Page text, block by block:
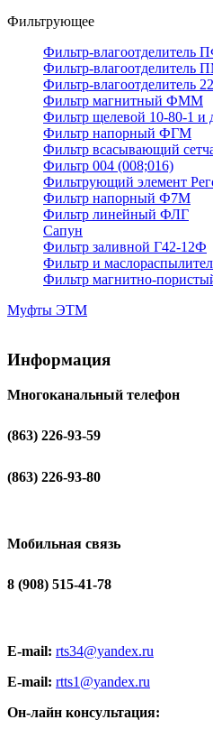
Фильтрующее
Фильтр-влагоотделитель
Фильтр-влагоотделитель
Фильтр-влагоотделитель
Фильтр магнитный ФММ
Фильтр щелевой 10-80-1 и
Фильтр напорный ФГМ
Фильтр всасывающий
Фильтр 004 (008;016)
Фильтрующий элемент
Фильтр напорный Ф7М
Фильтр линейный ФЛГ
Сапун
Фильтр заливной Г42-12Ф
Фильтр и
Фильтр магнитно-
Муфты ЭТМ
Информация
Многоканальный телефон
(863) 226-93-59
(863) 226-93-80
Мобильная связь
8 (908) 515-41-78
E-mail: rts34@yandex.ru
E-mail: rtts1@yandex.ru
Он-лайн консультация: